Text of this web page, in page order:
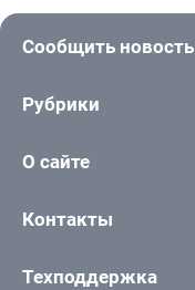
Сообщить новость
Рубрики
О сайте
Контакты
Техподдержка